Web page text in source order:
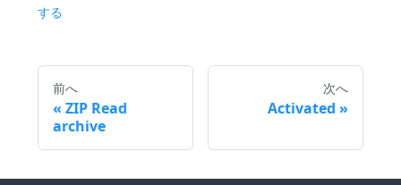
する
前へ
ZIP Read
archive
次へ
Activated